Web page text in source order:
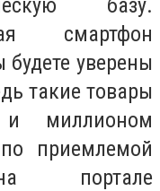
смартфон
уверены
такие товары
и миллионом
приемлемой
портале